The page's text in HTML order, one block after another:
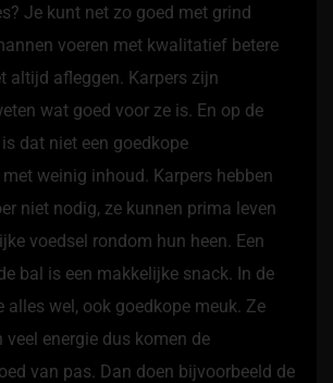
Je kunt net zo goed met grind
voeren met kwalitatief betere
altijd afleggen. Karpers zijn
wat goed voor ze is. En op de
dat niet een goedkope
weinig inhoud. Karpers hebben
niet nodig, ze kunnen prima leven
voedsel rondom hun heen. Een
bal is een makkelijke snack. In de
alles wel, ook goedkope meuk. Ze
veel energie dus komen de
van pas. Dan doen bijvoorbeeld de